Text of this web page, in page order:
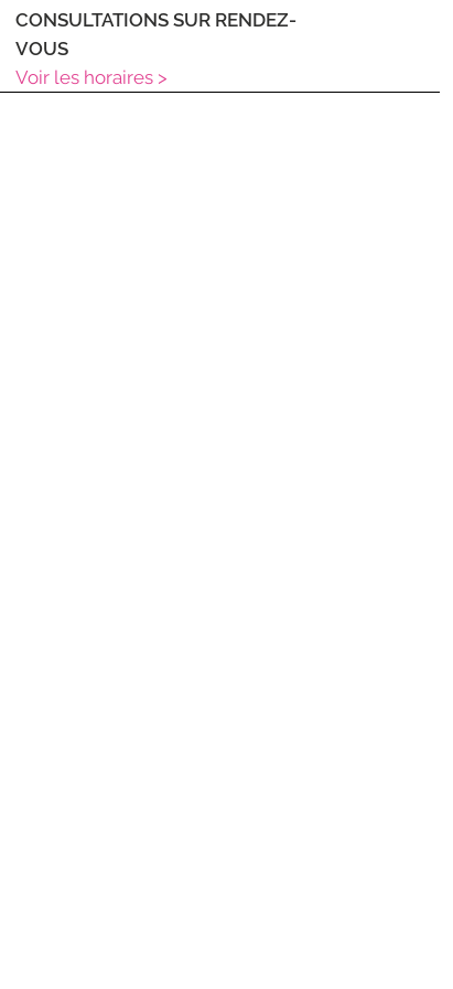
CONSULTATIONS SUR RENDEZ-
VOUS
Voir les horaires >